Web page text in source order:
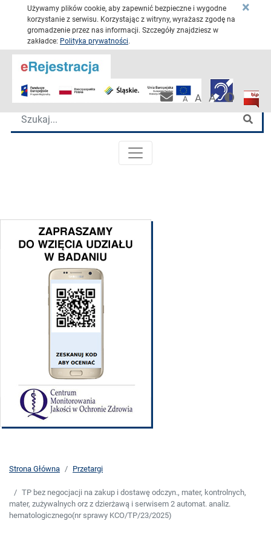
Używamy plików cookie, aby zapewnić bezpieczne i wygodne
korzystanie z serwisu. Korzystając z witryny, wyrażasz zgodę na
gromadzenie przez nas informacji. Szczegóły znajdziesz w
zakładce: Polityka prywatności.
×
Pracownicza
A A A
Katowickie Centrum Onkologii
Przejdź
Wyszukiwarka
MENU GŁÓWNE
Strona Główna Przetargi
TP bez negocjacji na zakup i dostawę odczyn., mater, kontrolnych,
mater, zużywalnych orz z dzierżawą i serwisem 2 automat. analiz.
hematologicznego(nr sprawy KCO/TP/23/2025)